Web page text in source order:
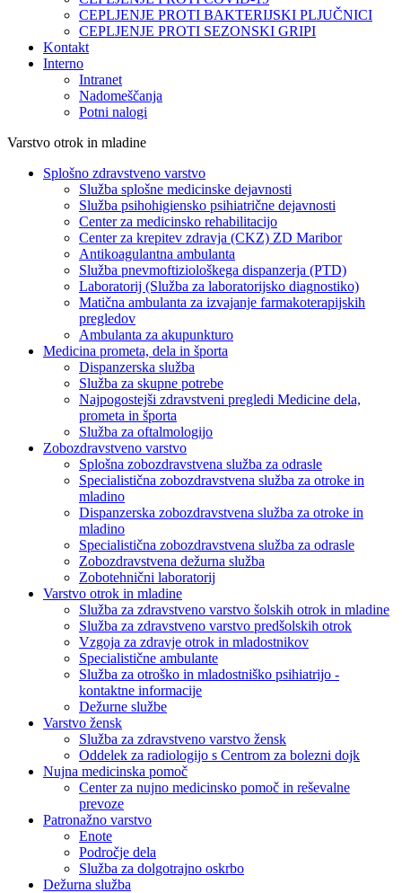
CEPLJENJE PROTI BAKTERIJSKI PLJUČNICI
CEPLJENJE PROTI SEZONSKI GRIPI
Kontakt
Interno
Intranet
Nadomeščanja
Potni nalogi
Varstvo otrok in mladine
Splošno zdravstveno varstvo
Služba splošne medicinske dejavnosti
Služba psihohigiensko psihiatrične dejavnosti
Center za medicinsko rehabilitacijo
Center za krepitev zdravja (CKZ) ZD Maribor
Antikoagulantna ambulanta
Služba pnevmoftiziološkega dispanzerja (PTD)
Laboratorij (Služba za laboratorijsko diagnostiko)
Matična ambulanta za izvajanje farmakoterapijskih
pregledov
Ambulanta za akupunkturo
Medicina prometa, dela in športa
Dispanzerska služba
Služba za skupne potrebe
Najpogostejši zdravstveni pregledi Medicine dela,
prometa in športa
Služba za oftalmologijo
Zobozdravstveno varstvo
Splošna zobozdravstvena služba za odrasle
Specialistična zobozdravstvena služba za otroke in
mladino
Dispanzerska zobozdravstvena služba za otroke in
mladino
Specialistična zobozdravstvena služba za odrasle
Zobozdravstvena dežurna služba
Zobotehnični laboratorij
Varstvo otrok in mladine
Služba za zdravstveno varstvo šolskih otrok in mladine
Služba za zdravstveno varstvo predšolskih otrok
Vzgoja za zdravje otrok in mladostnikov
Specialistične ambulante
Služba za otroško in mladostniško psihiatrijo -
kontaktne informacije
Dežurne službe
Varstvo žensk
Služba za zdravstveno varstvo žensk
Oddelek za radiologijo s Centrom za bolezni dojk
Nujna medicinska pomoč
Center za nujno medicinsko pomoč in reševalne
prevoze
Patronažno varstvo
Enote
Področje dela
Služba za dolgotrajno oskrbo
Dežurna služba